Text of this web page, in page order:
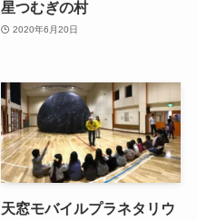
星つむぎの村
2020年6月20日
天窓モバイルプラネタリウ